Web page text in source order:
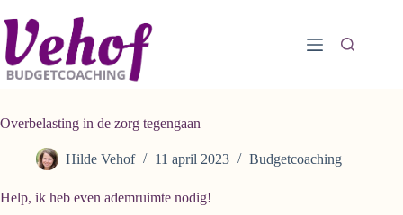
naar
de
inhoud
Overbelasting in de zorg tegengaan
Hilde Vehof 11 april 2023 Budgetcoaching
Help, ik heb even ademruimte nodig!